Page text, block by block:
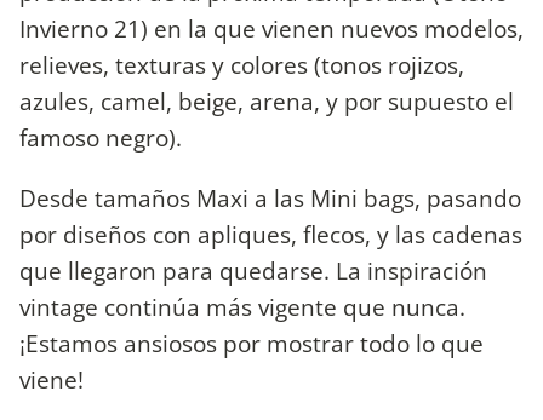
Invierno 21) en la que vienen nuevos modelos,
relieves, texturas y colores (tonos rojizos,
azules, camel, beige, arena, y por supuesto el
famoso negro).
Desde tamaños Maxi a las Mini bags, pasando
por diseños con apliques, flecos, y las cadenas
que llegaron para quedarse. La inspiración
vintage continúa más vigente que nunca.
¡Estamos ansiosos por mostrar todo lo que
viene!